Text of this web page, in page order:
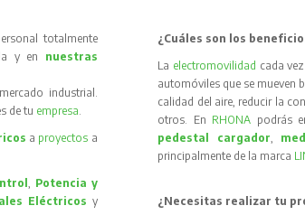
totalmente
y en nuestras
industrial.
de tu empresa.
a proyectos a
, Potencia y
Eléctricos y
¿Cuáles son los
La electromovilidad cada
automóviles que se mueven
calidad del aire, reducir la
otros. En RHONA podrás
pedestal cargador,
principalmente de la marca
¿Necesitas realizar tu